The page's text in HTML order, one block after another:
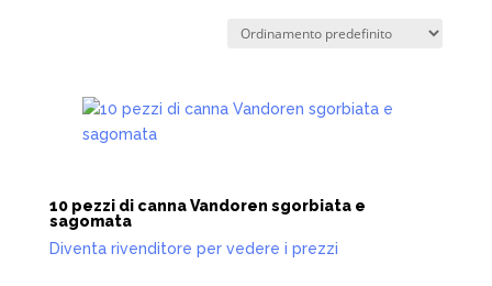
10 pezzi di canna Vandoren sgorbiata e
sagomata
Diventa rivenditore per vedere i prezzi